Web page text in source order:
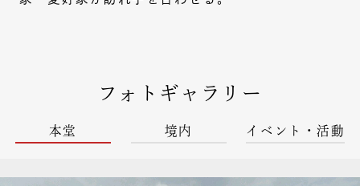
フォトギャラリー
本堂 境内 イベント・活動